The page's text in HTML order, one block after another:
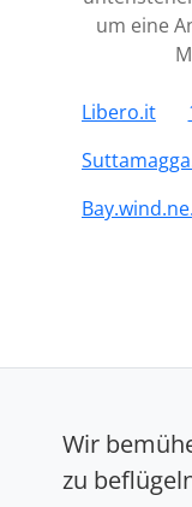
um eine
Libero.it
Wir
zu